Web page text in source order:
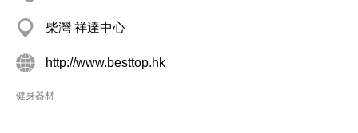
柴灣 祥達中心
http://www.besttop.hk
健身器材